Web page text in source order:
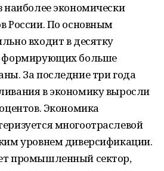
наиболее экономически
России. По основным
входит в десятку
формирующих больше
За последние три года
в экономику выросли
Экономика
многоотраслевой
уровнем диверсификации.
промышленный сектор,